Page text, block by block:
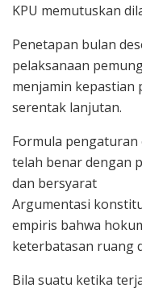
KPU memutuskan
Penetapan bulan
pelaksanaan
menjamin kepastian
serentak lanjutan.
Formula
telah benar dengan
dan bersyarat
Argumentasi
empiris bahwa
keterbatasan ruang
Bila suatu ketika